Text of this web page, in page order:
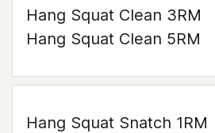
Hang Squat Clean 3RM
Hang Squat Clean 5RM
Hang Squat Snatch 1RM